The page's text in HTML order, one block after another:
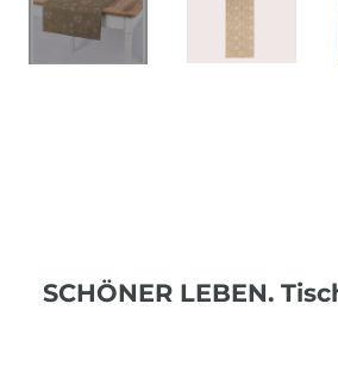
SCHÖNER LEBEN.